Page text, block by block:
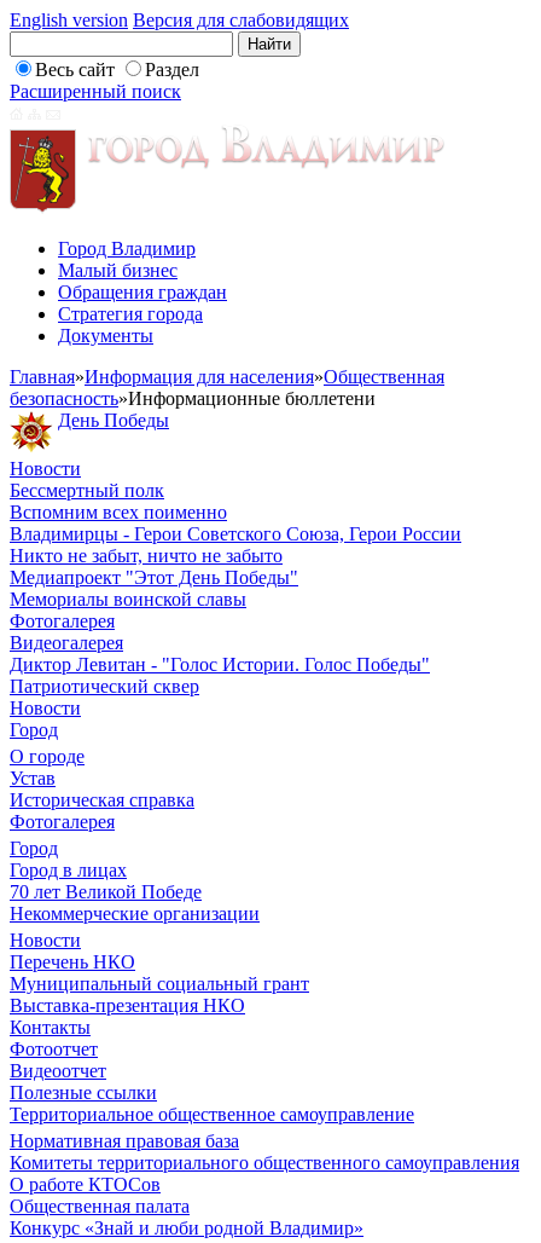
English version Версия для слабовидящих
Весь сайт
Раздел
Расширенный поиск
Город Владимир
Малый бизнес
Обращения граждан
Стратегия города
Документы
Главная»Информация для населения»Общественная
безопасность»Информационные бюллетени
День Победы
Новости
Бессмертный полк
Вспомним всех поименно
Владимирцы - Герои Советского Союза, Герои России
Никто не забыт, ничто не забыто
Медиапроект "Этот День Победы"
Мемориалы воинской славы
Фотогалерея
Видеогалерея
Диктор Левитан - "Голос Истории. Голос Победы"
Патриотический сквер
Новости
Город
О городе
Устав
Историческая справка
Фотогалерея
Город
Город в лицах
70 лет Великой Победе
Некоммерческие организации
Новости
Перечень НКО
Муниципальный социальный грант
Выставка-презентация НКО
Контакты
Фотоотчет
Видеоотчет
Полезные ссылки
Территориальное общественное самоуправление
Нормативная правовая база
Комитеты территориального общественного самоуправления
О работе КТОСов
Общественная палата
Конкурс «Знай и люби родной Владимир»